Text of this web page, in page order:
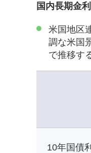
国内長期金
米国地区
調な米国
で推移す
10年国債